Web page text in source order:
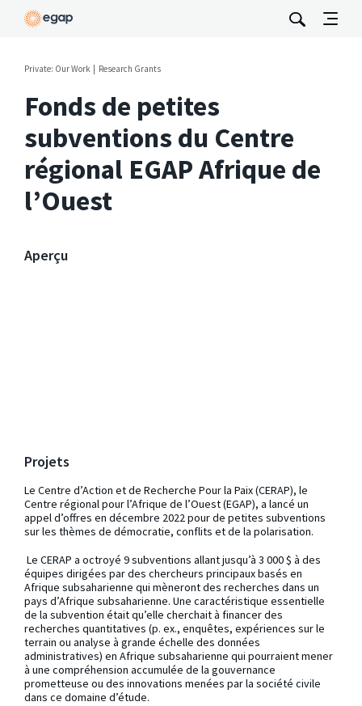
Private: Our Work Research Grants
Fonds de petites
subventions du Centre
régional EGAP Afrique de
l’Ouest
Aperçu
Projets
Le Centre d’Action et de Recherche Pour la Paix (CERAP), le
Centre régional pour l’Afrique de l’Ouest (EGAP), a lancé un
appel d’offres en décembre 2022 pour de petites subventions
sur les thèmes de démocratie, conflits et de la polarisation.
Le CERAP a octroyé 9 subventions allant jusqu’à 3 000 $ à des
équipes dirigées par des chercheurs principaux basés en
Afrique subsaharienne qui mèneront des recherches dans un
pays d’Afrique subsaharienne. Une caractéristique essentielle
de la subvention était qu’elle cherchait à financer des
recherches quantitatives (p. ex., enquêtes, expériences sur le
terrain ou analyse à grande échelle des données
administratives) en Afrique subsaharienne qui pourraient mener
à une compréhension accumulée de la gouvernance
prometteuse ou des innovations menées par la société civile
dans ce domaine d’étude.